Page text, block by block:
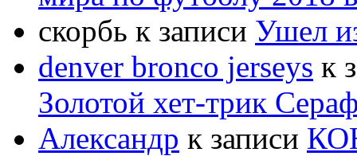
скорбь к записи Ушел
denver bronco jerseys к
Золотой хет-трик
Александр к записи